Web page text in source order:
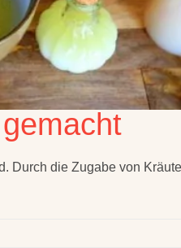
Durch die Zugabe von